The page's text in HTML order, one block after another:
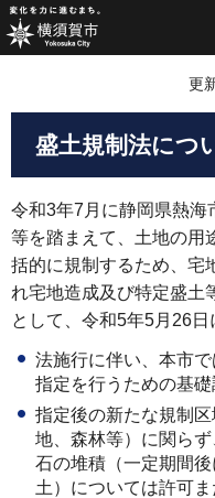
更
盛土規制法につ
令和3年7月に静岡県熱海
等を踏まえて、土地の用
括的に規制するため、宅
れ宅地造成及び特定盛土
として、令和5年5月26日
法施行に伴い、本市
指定を行うための基礎
指定後の新たな規制
地、森林等）に関ら
石の堆積（一定期間
土）については許可